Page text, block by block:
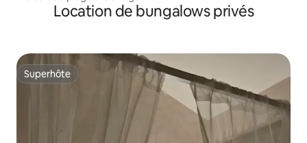
Location de bungalows privés
Superhôte
Superhôte